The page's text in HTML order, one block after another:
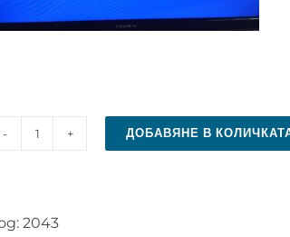
количество
управление
ДОБАВЯНЕ В
2043